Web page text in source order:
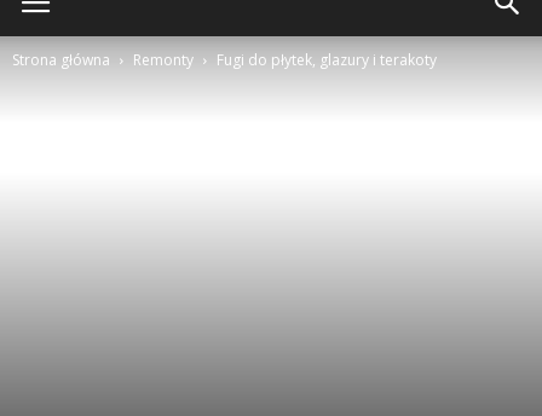
Strona główna Remonty Fugi do płytek, glazury i terakoty